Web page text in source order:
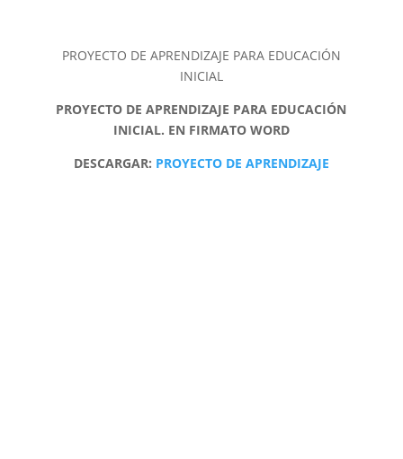
PROYECTO DE APRENDIZAJE PARA EDUCACIÓN
INICIAL
PROYECTO DE APRENDIZAJE PARA EDUCACIÓN
INICIAL. EN FIRMATO WORD
DESCARGAR: PROYECTO DE APRENDIZAJE